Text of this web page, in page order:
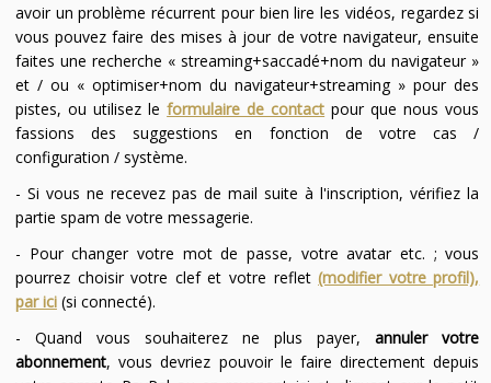
avoir un problème récurrent pour bien lire les vidéos, regardez si
vous pouvez faire des mises à jour de votre navigateur, ensuite
faites une recherche « streaming+saccadé+nom du navigateur »
et / ou « optimiser+nom du navigateur+streaming » pour des
pistes, ou utilisez leformulaire de contact pour que nous vous
fassions des suggestions en fonction de votre cas /
configuration / système.
- Si vous ne recevez pas de mail suite à l'inscription, vérifiez la
partie spam de votre messagerie.
- Pour changer votre mot de passe, votre avatar etc. ; vous
pourrez choisir votre clef et votre reflet(modifier votre profil),
par ici(si connecté).
- Quand vous souhaiterez ne plus payer,annuler votre
abonnement, vous devriez pouvoir le faire directement depuis